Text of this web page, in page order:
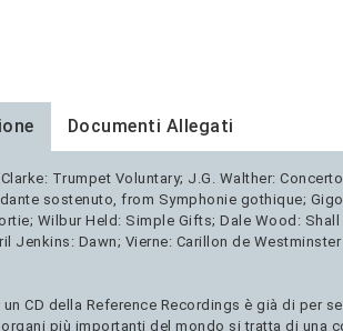
Documenti Allegati
Trumpet Voluntary; J.G. Walther:
sostenuto, from Symphonie gothique;
Wilbur Held: Simple Gifts; Dale Wood: Shall
Jenkins: Dawn; Vierne: Carillon de Westminster
CD della Reference Recordings è già di per
più importanti del mondo si tratta di una